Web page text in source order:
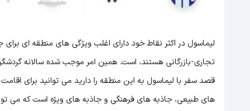
لیماسول در اکثر نقاط خود دارای اغلب ویژگی های منطقه ای
تجاری-بازرگانی هستند، است. همین امر موجب شده سالانه
قصد سفر با لیماسول به این منطقه را دارید می توانید برای
های طبیعی، جاذبه های فرهنگی و جاذبه های ویژه است که می